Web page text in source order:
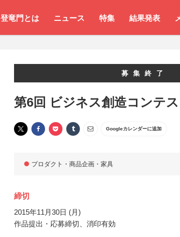
登竜門とは ニュース 特集 結果発表
募集終了
第6回 ビジネス創造コンテス
Googleカレンダーに追加
プロダクト・商品企画・家具
締切
2015年11月30日 (月)
作品提出・応募締切、消印有効